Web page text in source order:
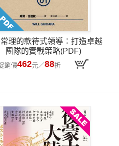
理的款待式領導：打造卓越
團隊的實戰策略(PDF)
銷價462元／88折